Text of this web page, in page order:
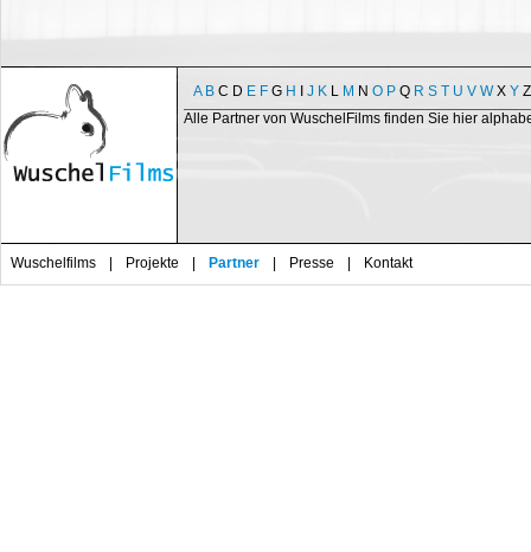
A B C D E F G H J K L M N O P Q R S T U V W X Y Z
Alle Partner von WuschelFilms finden Sie hier
Wuschelfilms Projekte Partner Presse Kontakt